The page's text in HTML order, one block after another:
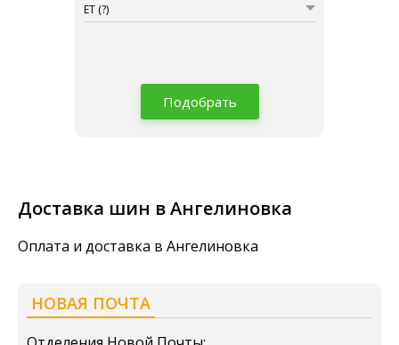
ET (?)
Подобрать
Доставка шин в Ангелиновка
Оплата и доставка в Ангелиновка
НОВАЯ ПОЧТА